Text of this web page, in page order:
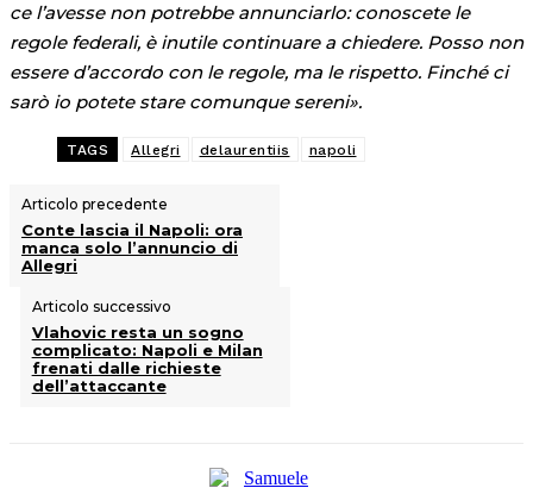
ce l’avesse non potrebbe annunciarlo: conoscete le
regole federali, è inutile continuare a chiedere. Posso non
essere d’accordo con le regole, ma le rispetto. Finché ci
sarò io potete stare comunque sereni».
TAGS Allegri delaurentiis napoli
Articolo precedente
Conte lascia il Napoli: ora
manca solo l’annuncio di
Allegri
Articolo successivo
Vlahovic resta un sogno
complicato: Napoli e Milan
frenati dalle richieste
dell’attaccante